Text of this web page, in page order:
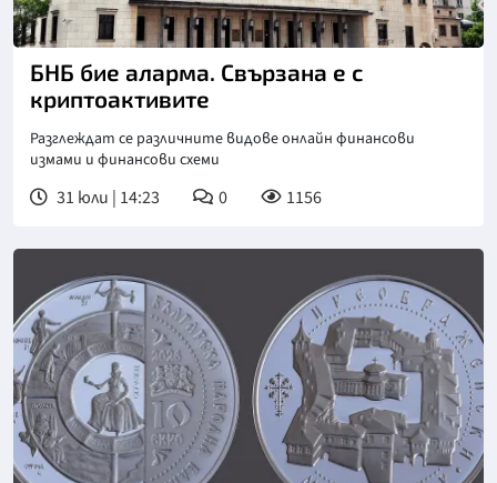
БНБ бие аларма. Свързана е с
криптоактивите
Разглеждат се различните видове онлайн финансови
измами и финансови схеми
31 юли | 14:23 0 1156